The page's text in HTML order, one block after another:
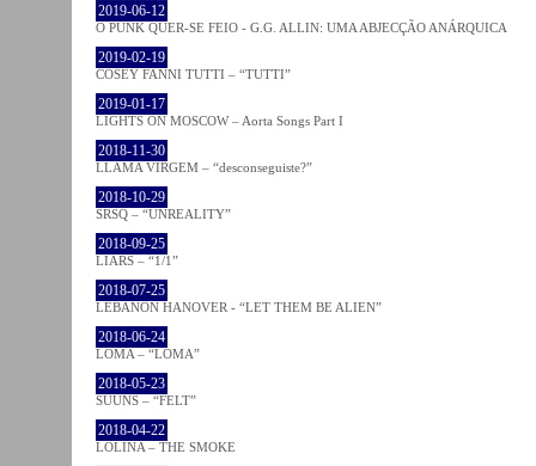
2019-06-12
O PUNK QUER-SE FEIO - G.G. ALLIN: UMA ABJECÇÃO ANÁRQUICA
2019-02-19
COSEY FANNI TUTTI – “TUTTI”
2019-01-17
LIGHTS ON MOSCOW – Aorta Songs Part I
2018-11-30
LLAMA VIRGEM – “desconseguiste?”
2018-10-29
SRSQ – “UNREALITY”
2018-09-25
LIARS – “1/1”
2018-07-25
LEBANON HANOVER - “LET THEM BE ALIEN”
2018-06-24
LOMA – “LOMA”
2018-05-23
SUUNS – “FELT”
2018-04-22
LOLINA – THE SMOKE